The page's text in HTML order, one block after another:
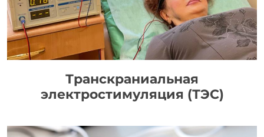
Транскраниальная
электростимуляция (ТЭС)